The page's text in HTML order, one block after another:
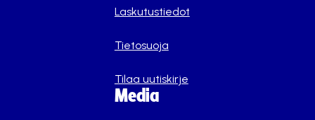
Laskutustiedot
Tietosuoja
Tilaa uutiskirje
Media